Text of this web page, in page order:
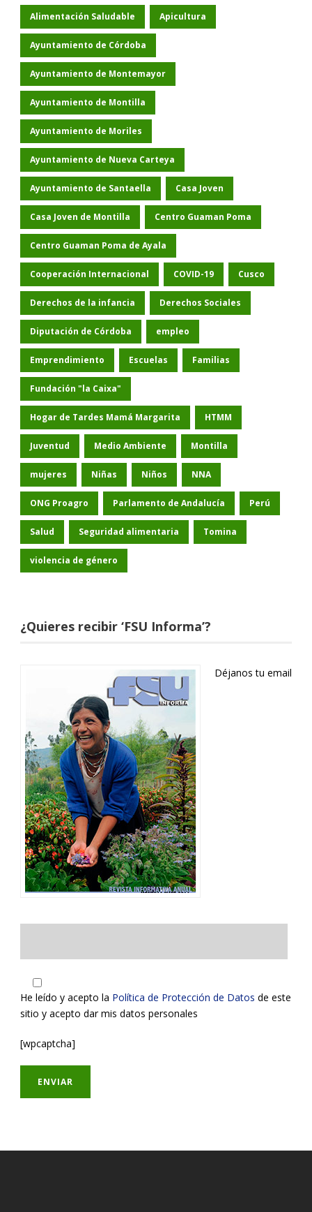
Alimentación Saludable Apicultura
Ayuntamiento de Córdoba
Ayuntamiento de Montemayor
Ayuntamiento de Montilla
Ayuntamiento de Moriles
Ayuntamiento de Nueva Carteya
Ayuntamiento de Santaella Casa Joven
Casa Joven de Montilla Centro Guaman Poma
Centro Guaman Poma de Ayala
Cooperación Internacional COVID-19 Cusco
Derechos de la infancia Derechos Sociales
Diputación de Córdoba empleo
Emprendimiento Escuelas Familias
Fundación "la Caixa"
Hogar de Tardes Mamá Margarita HTMM
Juventud Medio Ambiente Montilla
mujeres Niñas Niños NNA
ONG Proagro Parlamento de Andalucía Perú
Salud Seguridad alimentaria Tomina
violencia de género
¿Quieres recibir ‘FSU Informa’?
Déjanos tu email
He leído y acepto la Política de Protección de Datos de este
sitio y acepto dar mis datos personales
[wpcaptcha]